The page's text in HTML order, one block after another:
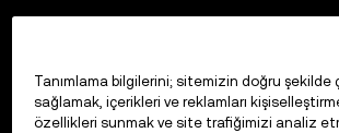
Tanımlama bilgilerini; sitemizin doğru şekilde
sağlamak, içerikleri ve reklamları
özellikleri sunmak ve site trafiğimizi analiz